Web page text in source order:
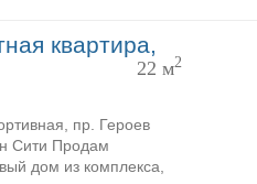
квартира,
22 м2
пр. Героев
Сити Продам
дом из комплекса,